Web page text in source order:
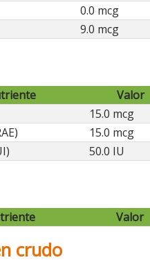
0.0 mcg
9.0 mcg
Valor
15.0 mcg
15.0 mcg
50.0 IU
Valor
crudo